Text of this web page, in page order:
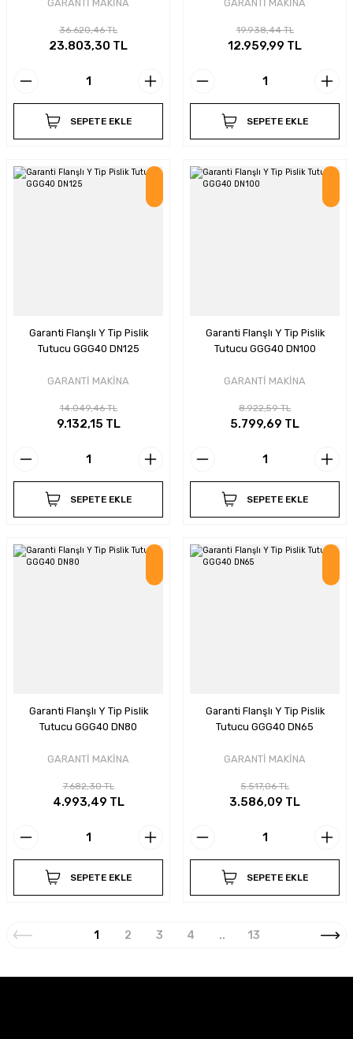
GARANTİ MAKİNA
36.620,46 TL
23.803,30 TL
SEPETE EKLE
GARANTİ MAKİNA
19.938,44 TL
12.959,99 TL
SEPETE EKLE
Garanti Flanşlı Y Tip Pislik
Tutucu GGG40 DN125
GARANTİ MAKİNA
14.049,46 TL
9.132,15 TL
SEPETE EKLE
Garanti Flanşlı Y Tip Pislik
Tutucu GGG40 DN100
GARANTİ MAKİNA
8.922,59 TL
5.799,69 TL
SEPETE EKLE
Garanti Flanşlı Y Tip Pislik
Tutucu GGG40 DN80
GARANTİ MAKİNA
7.682,30 TL
4.993,49 TL
SEPETE EKLE
Garanti Flanşlı Y Tip Pislik
Tutucu GGG40 DN65
GARANTİ MAKİNA
5.517,06 TL
3.586,09 TL
SEPETE EKLE
1 2 3 4 .. 13